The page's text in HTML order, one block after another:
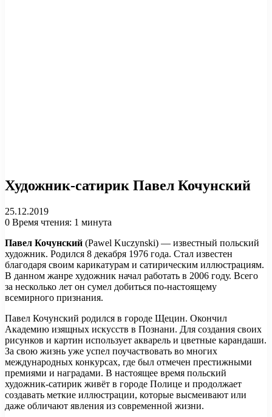
Художник-сатирик Павел Кочунский
25.12.2019
0 Время чтения: 1 минута
Павел Кочунский (Pawel Kuczynski) — известный польский
художник. Родился 8 декабря 1976 года. Стал известен
благодаря своим карикатурам и сатирическим иллюстрациям.
В данном жанре художник начал работать в 2006 году. Всего
за несколько лет он сумел добиться по-настоящему
всемирного признания.
Павел Кочунский родился в городе Щецин. Окончил
Академию изящных искусств в Познани. Для создания своих
рисунков и картин использует акварель и цветные карандаши.
За свою жизнь уже успел поучаствовать во многих
международных конкурсах, где был отмечен престижными
премиями и наградами. В настоящее время польский
художник-сатирик живёт в городе Полице и продолжает
создавать меткие иллюстрации, которые высмеивают или
даже обличают явления из современной жизни.